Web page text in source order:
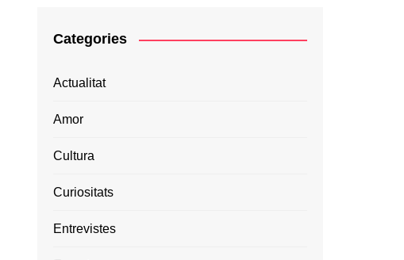
Categories
Actualitat
Amor
Cultura
Curiositats
Entrevistes